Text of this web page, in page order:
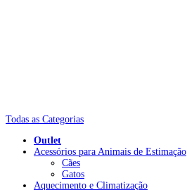
Todas as Categorias
Outlet
Acessórios para Animais de Estimação
Cães
Gatos
Aquecimento e Climatização